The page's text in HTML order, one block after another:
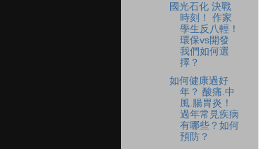
國光石化 決戰
時刻！ 作家
學生反八輕！
環保vs開發
我們如何選
擇？
如何健康過好
年？ 酸痛.中
風.腸胃炎！
過年常見疾病
有哪些？如何
預防？